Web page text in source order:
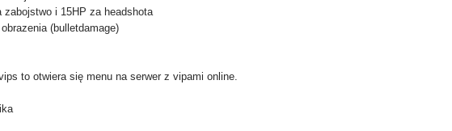
zabojstwo i 15HP za headshota
(bulletdamage)
to otwiera się menu na serwer z vipami online.